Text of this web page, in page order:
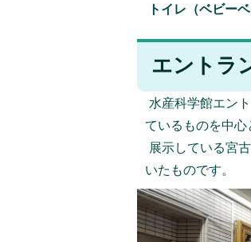
トイレ（ベビーベ
エントラ
水産科学館エン
ているものを中心
展示している宮
いたものです。